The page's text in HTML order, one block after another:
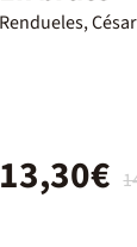
Rendueles, César
13,30€